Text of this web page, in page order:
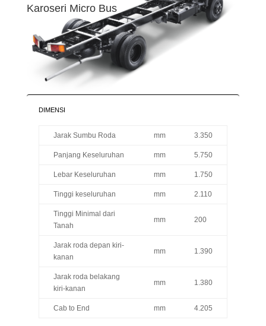
Karoseri Micro Bus
DIMENSI
Jarak Sumbu Roda mm 3.350
Panjang Keseluruhan mm 5.750
Lebar Keseluruhan mm 1.750
Tinggi keseluruhan mm 2.110
Tinggi Minimal dari
Tanah
mm 200
Jarak roda depan kiri-
kanan
mm 1.390
Jarak roda belakang
kiri-kanan
mm 1.380
Cab to End mm 4.205